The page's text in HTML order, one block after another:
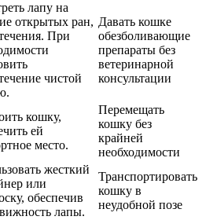
лапу на
открытых ран,
При
чистой
Давать кошке
обезболивающие
препараты без
ветеринарной
консультации
кошку,
ей
место.
Перемещать
кошку без
крайней
необходимости
жесткий
или
обеспечив
лапы.
Транспортировать
кошку в
неудобной позе